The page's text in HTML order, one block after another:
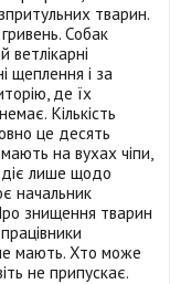
тварин.
Собак
ветлікарні
щеплення і за
де їх
Кількість
це десять
на вухах чіпи,
діє лише щодо
начальник
знищення тварин
мають. Хто може
не припускає.